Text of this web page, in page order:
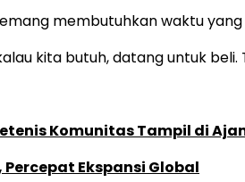
membutuhkan waktu
kita butuh, datang untuk beli.
Komunitas Tampil di
Percepat Ekspansi Global